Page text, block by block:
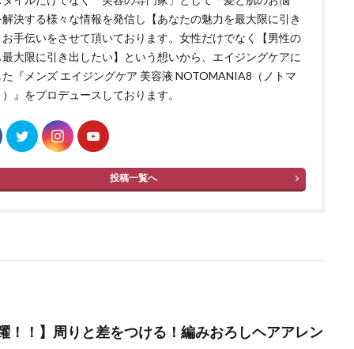
決する様々な情報を発信し【あなたの魅力を最大限に引き
手伝いをさせて頂いております。女性だけでなく【男性の
大限に引き出したい】という想いから、エイジングケアに
『メンズ エイジングケア 美容液 NOTOMANIA8（ノトマ
』をプロデュースしております。
投稿一覧へ
！！】周りと差をつける！編みおろしヘアアレン